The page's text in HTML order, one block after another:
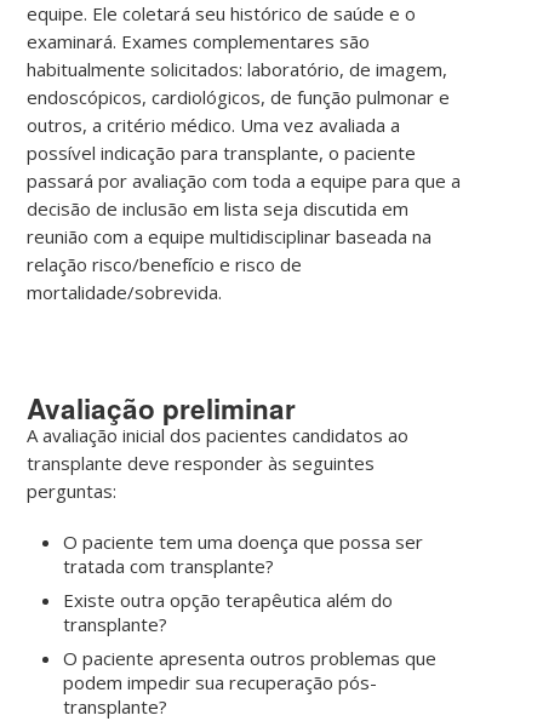
equipe. Ele coletará seu histórico de saúde e o
examinará. Exames complementares são
habitualmente solicitados: laboratório, de imagem,
endoscópicos, cardiológicos, de função pulmonar e
outros, a critério médico. Uma vez avaliada a
possível indicação para transplante, o paciente
passará por avaliação com toda a equipe para que a
decisão de inclusão em lista seja discutida em
reunião com a equipe multidisciplinar baseada na
relação risco/benefício e risco de
mortalidade/sobrevida.
Avaliação preliminar
A avaliação inicial dos pacientes candidatos ao
transplante deve responder às seguintes
perguntas:
O paciente tem uma doença que possa ser
tratada com transplante?
Existe outra opção terapêutica além do
transplante?
O paciente apresenta outros problemas que
podem impedir sua recuperação pós-
transplante?